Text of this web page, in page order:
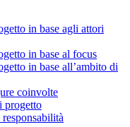
in base agli attori
in base al focus
in base all’ambito di
coinvolte
progetto